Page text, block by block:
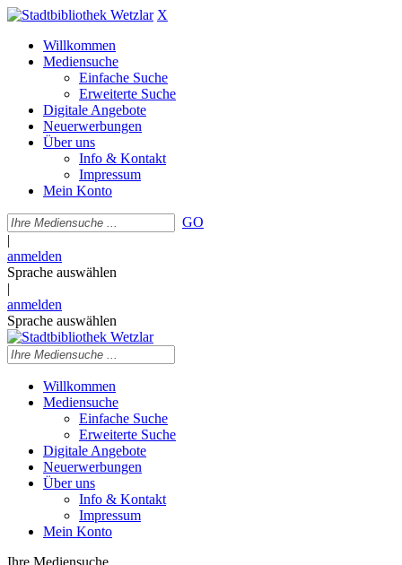
X
Willkommen
Mediensuche
Einfache Suche
Erweiterte Suche
Digitale Angebote
Neuerwerbungen
Über uns
Info & Kontakt
Impressum
Mein Konto
GO
|
anmelden
Sprache auswählen
|
anmelden
Sprache auswählen
Willkommen
Mediensuche
Einfache Suche
Erweiterte Suche
Digitale Angebote
Neuerwerbungen
Über uns
Info & Kontakt
Impressum
Mein Konto
Ihre Mediensuche